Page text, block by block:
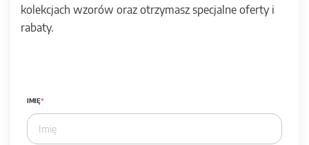
kolekcjach wzorów oraz otrzymasz specjalne oferty i
rabaty.
IMIĘ